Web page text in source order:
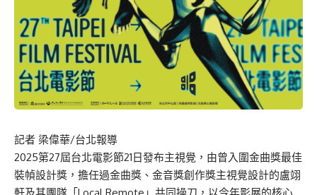
記者 梁偉華/台北報導
2025第27屆台北電影節21日發布主視覺，由曾入圍金曲獎最佳
裝幀設計獎，擔任過金曲獎、金音獎創作獎主視覺設計的盧翊